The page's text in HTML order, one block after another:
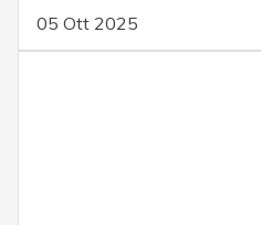
05 Ott 2025